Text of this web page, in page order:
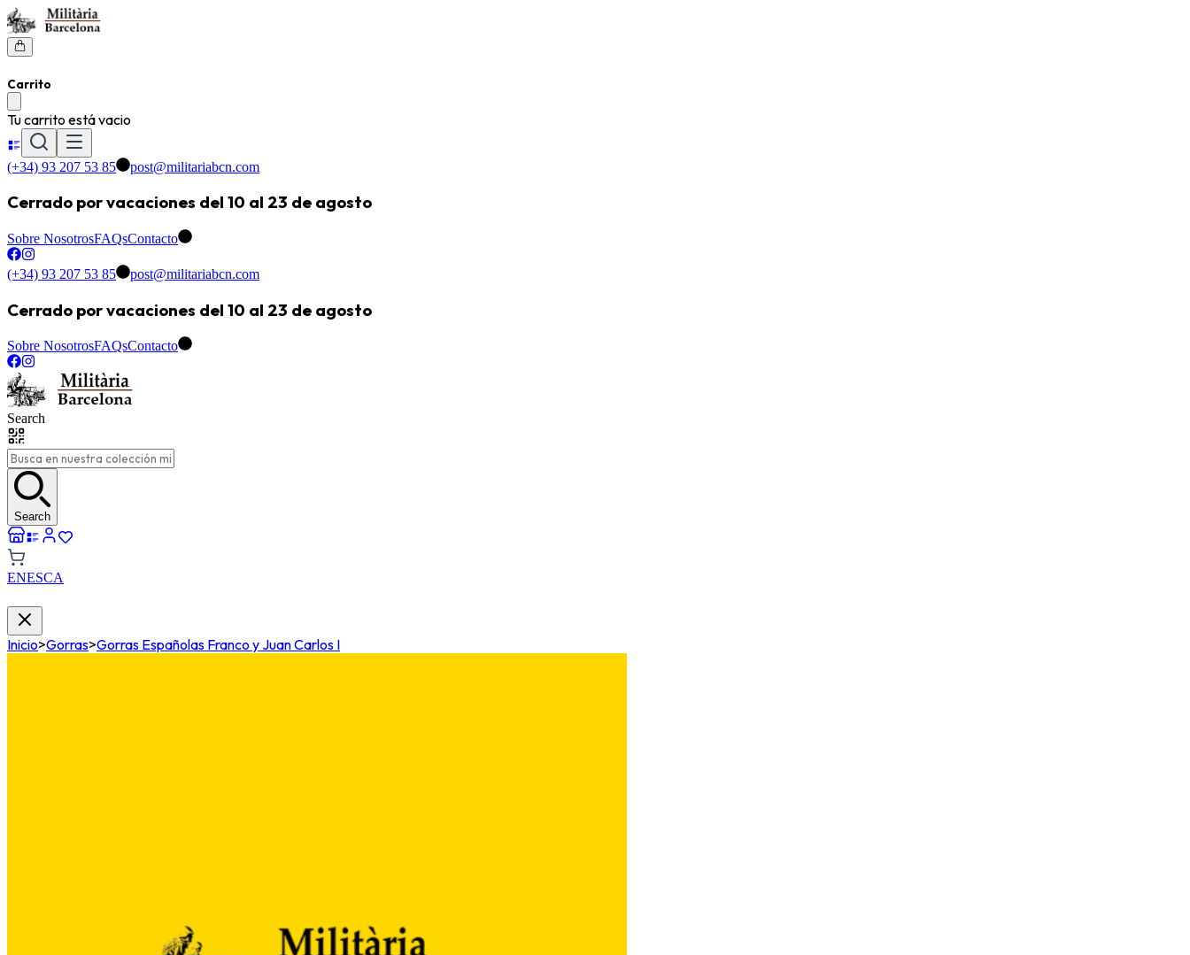
Carrito
Tu carrito está vacio
(+34) 93 207 53 85 post@militariabcn.com
Cerrado por vacaciones del 10 al 23 de agosto
Sobre NosotrosFAQsContacto
(+34) 93 207 53 85 post@militariabcn.com
Cerrado por vacaciones del 10 al 23 de agosto
Sobre NosotrosFAQsContacto
Search
Search
ENESCA
Inicio>Gorras>Gorras Españolas Franco y Juan Carlos I